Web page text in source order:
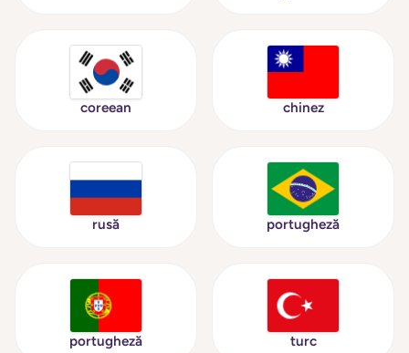
coreean chinez
rusă portugheză
portugheză turc